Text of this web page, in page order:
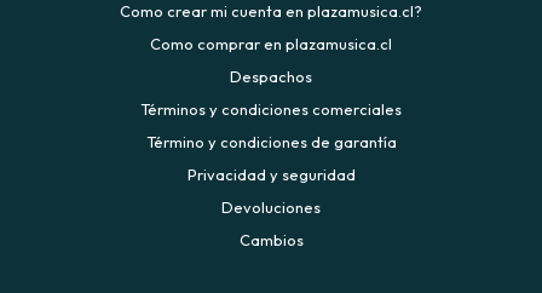
Como crear mi cuenta en plazamusica.cl?
Como comprar en plazamusica.cl
Despachos
Términos y condiciones comerciales
Término y condiciones de garantía
Privacidad y seguridad
Devoluciones
Cambios